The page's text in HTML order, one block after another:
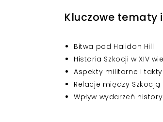
Kluczowe tematy
Bitwa pod Halidon Hill
Historia Szkocji w XIV
Aspekty militarne i
Relacje między Szkocją
Wpływ wydarzeń